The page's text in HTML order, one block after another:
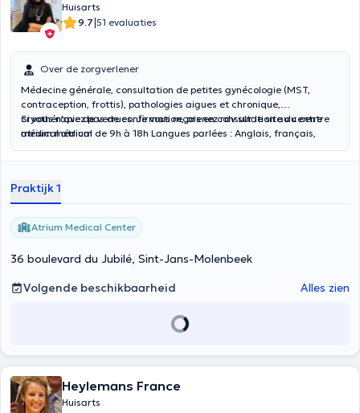
Huisarts
9.7|51 evaluaties
Over de zorgverlener
Médecine générale, consultation de petites gynécologie (MST,
contraception, frottis), pathologies aigues et chronique,
cryothérapie de verrues. Je vous reçois en consultation au centre
médical atrium de 9h à 18h Langues parlées : Anglais, français,
Si vous n'avez pas de confirmation, prenez rdv sur le site du centre
atrium médical
Praktijk 1
Atrium Medical Center
36 boulevard du Jubilé, Sint-Jans-Molenbeek
Volgende beschikbaarheid
Alles zien
Heylemans France
Huisarts